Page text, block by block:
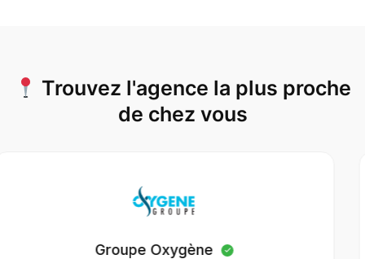
Trouvez l'agence la plus proche
de chez vous
Oxygène Intérim Carcassonne